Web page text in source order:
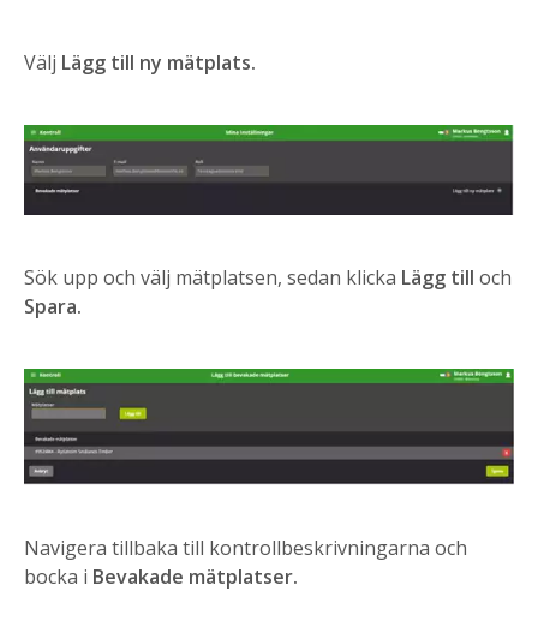
Välj Lägg till ny mätplats.
Sök upp och välj mätplatsen, sedan klicka Lägg till och
Spara.
Navigera tillbaka till kontrollbeskrivningarna och
bocka i Bevakade mätplatser.